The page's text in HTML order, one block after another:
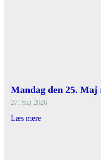
Mandag den 25.
27. maj 2026
Læs mere